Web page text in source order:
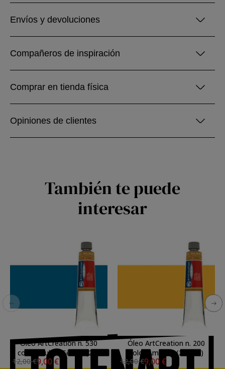
Envíos y devoluciones
Compañeros de inspiración
Comprar en tienda física
Opiniones de clientes
También te puede
interesar
Óleo ArtCreation n. 530
color Azul de Sèvres (200
ml)
12,00 €9,00 €
Óleo ArtCreation n. 200
color Amarillo (200 ml)
12,00 €9,00 €